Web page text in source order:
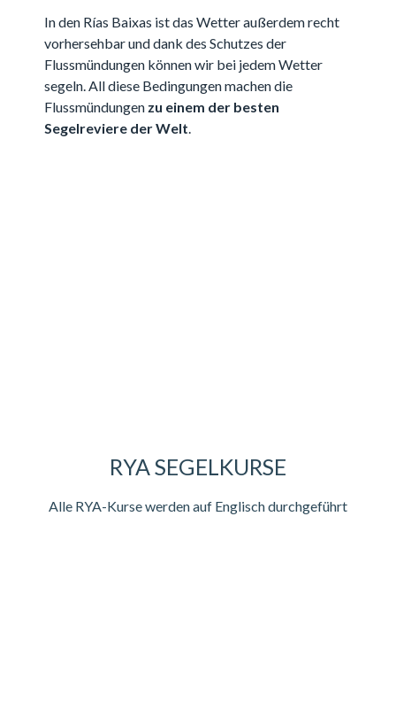
In den Rías Baixas ist das Wetter außerdem recht
vorhersehbar und dank des Schutzes der
Flussmündungen können wir bei jedem Wetter
segeln. All diese Bedingungen machen die
Flussmündungen zu einem der besten
Segelreviere der Welt.
RYA SEGELKURSE
Alle RYA-Kurse werden auf Englisch durchgeführt